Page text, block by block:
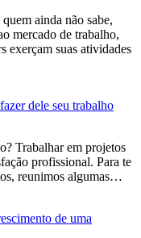
ainda não sabe,
mercado de trabalho,
exerçam suas atividades
dele seu trabalho
Trabalhar em projetos
profissional. Para te
reunimos algumas…
de uma